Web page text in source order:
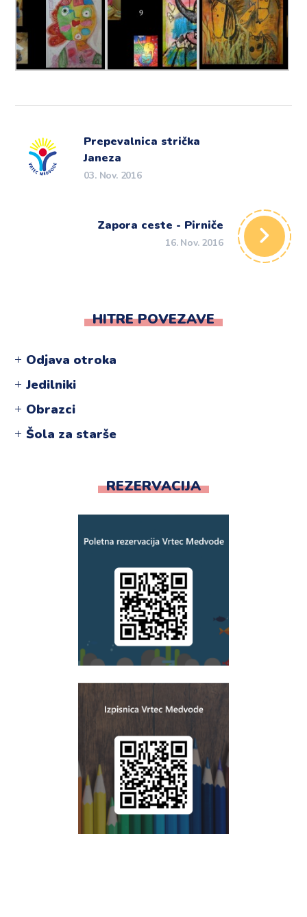
Prepevalnica strička
Janeza
03. Nov. 2016
Zapora ceste - Pirniče
16. Nov. 2016
HITRE POVEZAVE
Odjava otroka
Jedilniki
Obrazci
Šola za starše
REZERVACIJA